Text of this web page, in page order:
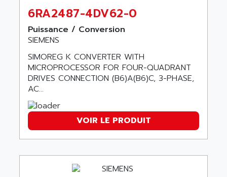
PG
SINAMICS
TI 500
BUM 60
APP
REOVIB
TESYS K
MULTI DIGITAL
UNIDRIVE SP
SDC
BUH
ASECOS
ASEDO
ASEM
ASERTI ELECTRONIC
ASG
ASIAITALIA
ASKCO UPS
6RA2487-4DV62-0
Puissance / Conversion
SIEMENS
SIMOREG K CONVERTER WITH
MICROPROCESSOR FOR FOUR-QUADRANT
DRIVES CONNECTION (B6)A(B6)C, 3-PHASE,
AC...
VOIR LE PRODUIT